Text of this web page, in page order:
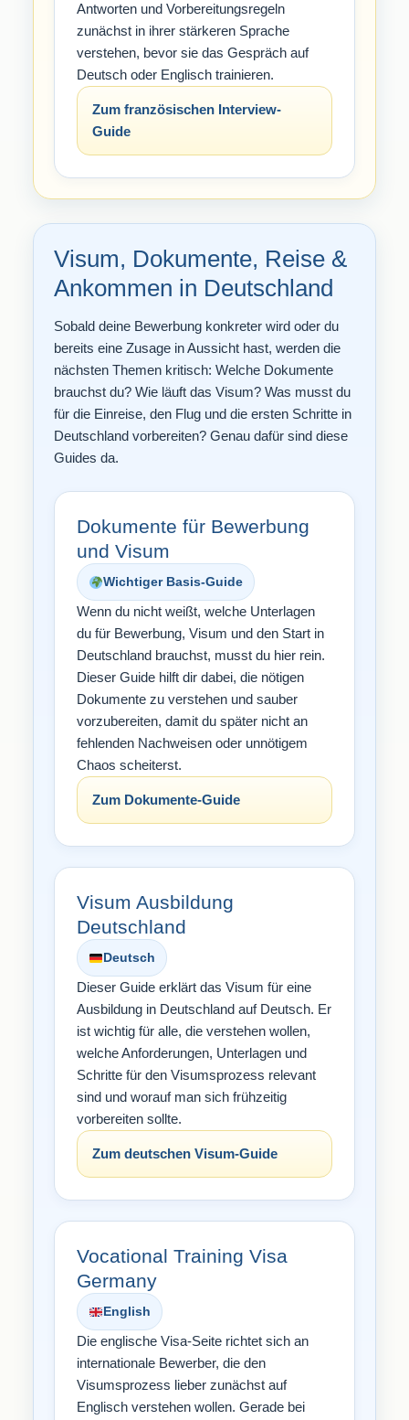
Antworten und Vorbereitungsregeln
zunächst in ihrer stärkeren Sprache
verstehen, bevor sie das Gespräch auf
Deutsch oder Englisch trainieren.
Zum französischen Interview-
Guide
Visum, Dokumente, Reise &
Ankommen in Deutschland
Sobald deine Bewerbung konkreter wird oder du
bereits eine Zusage in Aussicht hast, werden die
nächsten Themen kritisch: Welche Dokumente
brauchst du? Wie läuft das Visum? Was musst du
für die Einreise, den Flug und die ersten Schritte in
Deutschland vorbereiten? Genau dafür sind diese
Guides da.
Dokumente für Bewerbung
und Visum
Wichtiger Basis-Guide
Wenn du nicht weißt, welche Unterlagen
du für Bewerbung, Visum und den Start in
Deutschland brauchst, musst du hier rein.
Dieser Guide hilft dir dabei, die nötigen
Dokumente zu verstehen und sauber
vorzubereiten, damit du später nicht an
fehlenden Nachweisen oder unnötigem
Chaos scheiterst.
Zum Dokumente-Guide
Visum Ausbildung
Deutschland
Deutsch
Dieser Guide erklärt das Visum für eine
Ausbildung in Deutschland auf Deutsch. Er
ist wichtig für alle, die verstehen wollen,
welche Anforderungen, Unterlagen und
Schritte für den Visumsprozess relevant
sind und worauf man sich frühzeitig
vorbereiten sollte.
Zum deutschen Visum-Guide
Vocational Training Visa
Germany
English
Die englische Visa-Seite richtet sich an
internationale Bewerber, die den
Visumsprozess lieber zunächst auf
Englisch verstehen wollen. Gerade bei